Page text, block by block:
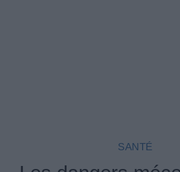
SANTÉ